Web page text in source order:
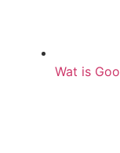
Wat is